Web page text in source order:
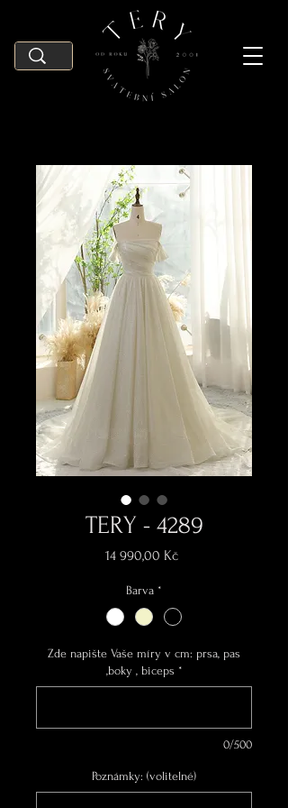
TERY - 4289
14 990,00 KčCena
Barva *
Zde napište Vaše míry v cm: prsa, pas
,boky , biceps *
0/500
Poznámky: (volitelné)